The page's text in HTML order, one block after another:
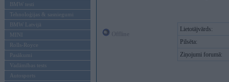
BMW testi
Tehnoloģijas & sasniegumi
BMW Latvijā
MINI
Rolls-Royce
Pasākumi
Vadāmības tests
Autosports
Lietotājvārds:
Pilsēta:
Ziņojumi forumā: